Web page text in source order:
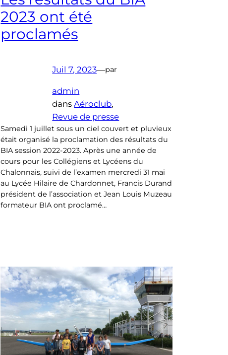
2023 ont été
proclamés
Juil 7, 2023—par
admin
dansAéroclub
Revue de presse
Samedi 1 juillet sous un ciel couvert et pluvieux
était organisé la proclamation des résultats du
BIA session 2022-2023. Après une année de
cours pour les Collégiens et Lycéens du
Chalonnais, suivi de l’examen mercredi 31 mai
au Lycée Hilaire de Chardonnet, Francis Durand
président de l’association et Jean Louis Muzeau
formateur BIA ont proclamé…